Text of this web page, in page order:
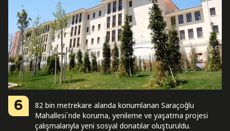
6
82 bin metrekare alanda konumlanan Saraçoğlu
Mahallesi`nde koruma, yenileme ve yaşatma projesi
çalışmalarıyla yeni sosyal donatılar oluşturuldu.